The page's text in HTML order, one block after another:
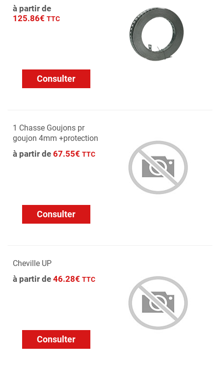
à partir de
125.86€ TTC
Consulter
1 Chasse Goujons pr
goujon 4mm +protection
à partir de 67.55€ TTC
Consulter
Cheville UP
à partir de 46.28€ TTC
Consulter